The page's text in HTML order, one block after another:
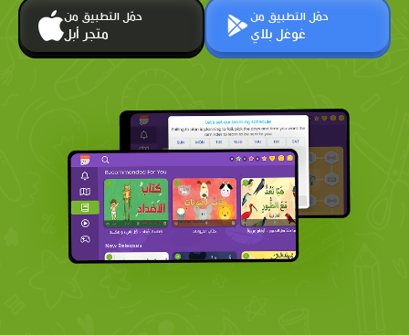
حمّل التطبيق من
متجر أبل
حمّل التطبيق من
غوغل بلاي